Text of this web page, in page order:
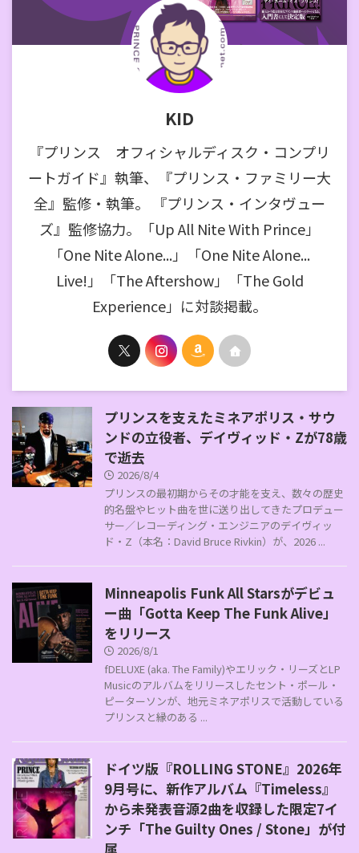
KID
『プリンス オフィシャルディスク・コンプリ
ートガイド』執筆、『プリンス・ファミリー大
全』監修・執筆。 『プリンス・インタヴュー
ズ』監修協力。「Up All Nite With Prince」
「One Nite Alone...」「One Nite Alone...
Live!」「The Aftershow」「The Gold
Experience」に対談掲載。
プリンスを支えたミネアポリス・サウ
ンドの立役者、デイヴィッド・Zが78歳
で逝去
2026/8/4
プリンスの最初期からその才能を支え、数々の歴史
的名盤やヒット曲を世に送り出してきたプロデュー
サー／レコーディング・エンジニアのデイヴィッ
ド・Z（本名：David Bruce Rivkin）が、2026 ...
Minneapolis Funk All Starsがデビュ
ー曲「Gotta Keep The Funk Alive」
をリリース
2026/8/1
fDELUXE (aka. The Family)やエリック・リーズとLP
Musicのアルバムをリリースしたセント・ポール・
ピーターソンが、地元ミネアポリスで活動している
プリンスと縁のある ...
ドイツ版『ROLLING STONE』2026年
9月号に、新作アルバム『Timeless』
から未発表音源2曲を収録した限定7イ
ンチ「The Guilty Ones / Stone」が付
属